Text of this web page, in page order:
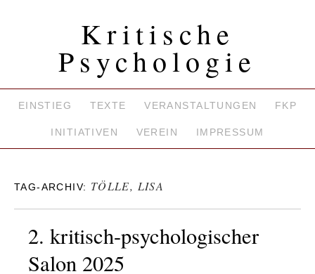
Kritische
Psychologie
EINSTIEG TEXTE VERANSTALTUNGEN FKP
INITIATIVEN VEREIN IMPRESSUM
TAG-ARCHIV: TÖLLE, LISA
2. kritisch-psychologischer
Salon 2025